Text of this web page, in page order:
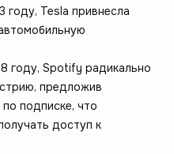
году, Tesla привнесла
году, Spotify радикально
предложив
подписке, что
доступ к